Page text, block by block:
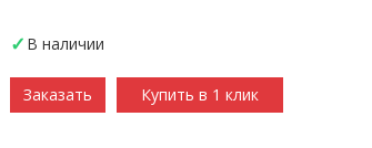
В наличии
Заказать Купить в 1 клик